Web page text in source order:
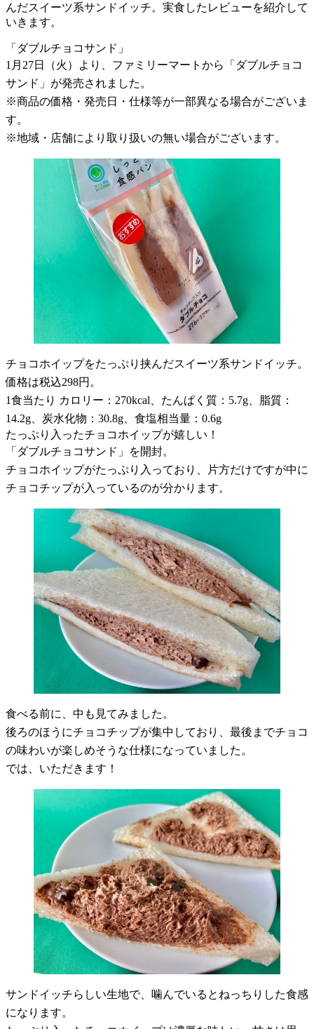
んだスイーツ系サンドイッチ。実食したレビューを紹介して
いきます。
「ダブルチョコサンド」
1月27日（火）より、ファミリーマートから「ダブルチョコ
サンド」が発売されました。
※商品の価格・発売日・仕様等が一部異なる場合がございま
す。
※地域・店舗により取り扱いの無い場合がございます。
チョコホイップをたっぷり挟んだスイーツ系サンドイッチ。
価格は税込298円。
1食当たり カロリー：270kcal、たんぱく質：5.7g、脂質：
14.2g、炭水化物：30.8g、食塩相当量：0.6g
たっぷり入ったチョコホイップが嬉しい！
「ダブルチョコサンド」を開封。
チョコホイップがたっぷり入っており、片方だけですが中に
チョコチップが入っているのが分かります。
食べる前に、中も見てみました。
後ろのほうにチョコチップが集中しており、最後までチョコ
の味わいが楽しめそうな仕様になっていました。
では、いただきます！
サンドイッチらしい生地で、噛んでいるとねっちりした食感
になります。